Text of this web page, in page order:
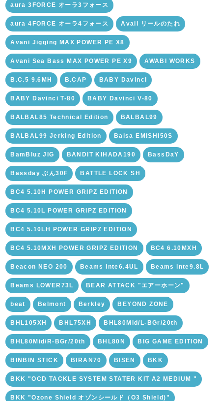
aura 3FORCE オーラ3フォース
aura 4FORCE オーラ4フォース Avail リールのたれ
Avani Jigging MAX POWER PE X8
Avani Sea Bass MAX POWER PE X9 AWABI WORKS
B.C.5 9.6MH B.CAP BABY Davinci
BABY Davinci T-80 BABY Davinci V-80
BALBAL85 Technical Edition BALBAL99
BALBAL99 Jerking Edition Balsa EMISHI50S
BamBluz JIG BANDIT KIHADA190 BassDaY
Bassday ぶん30F BATTLE LOCK SH
BC4 5.10H POWER GRIPZ EDITION
BC4 5.10L POWER GRIPZ EDITION
BC4 5.10LH POWER GRIPZ EDITION
BC4 5.10MXH POWER GRIPZ EDITION BC4 6.10MXH
Beacon NEO 200 Beams inte6.4UL Beams inte9.8L
Beams LOWER73L BEAR ATTACK "エアーホーン"
beat Belmont Berkley BEYOND ZONE
BHL105XH BHL75XH BHL80Mid/L-BGr/20th
BHL80Mid/R-BGr/20th BHL80N BIG GAME EDITION
BINBIN STICK BIRAN70 BISEN BKK
BKK "OCD TACKLE SYSTEM STATER KIT A2 MEDIUM "
BKK "Ozone Shield オゾンシールド（O3 Shield)"